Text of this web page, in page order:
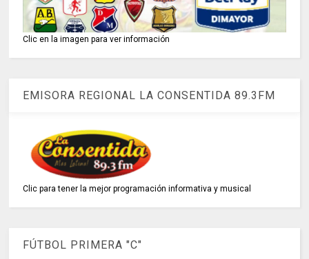
Clic en la imagen para ver información
EMISORA REGIONAL LA CONSENTIDA 89.3FM
Clic para tener la mejor programación informativa y musical
FÚTBOL PRIMERA "C"